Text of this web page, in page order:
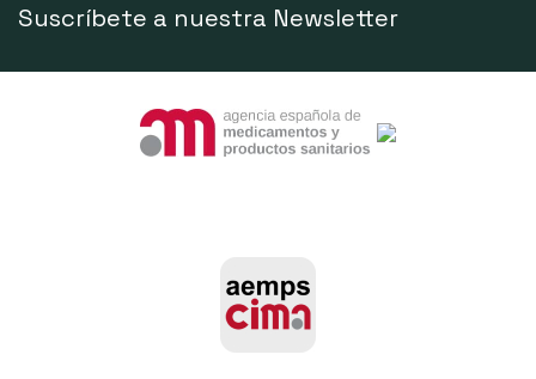
Suscríbete a nuestra Newsletter